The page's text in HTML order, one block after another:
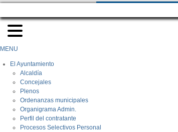
MENU
El Ayuntamiento
Alcaldía
Concejales
Plenos
Ordenanzas municipales
Organigrama Admin.
Perfil del contratante
Procesos Selectivos Personal